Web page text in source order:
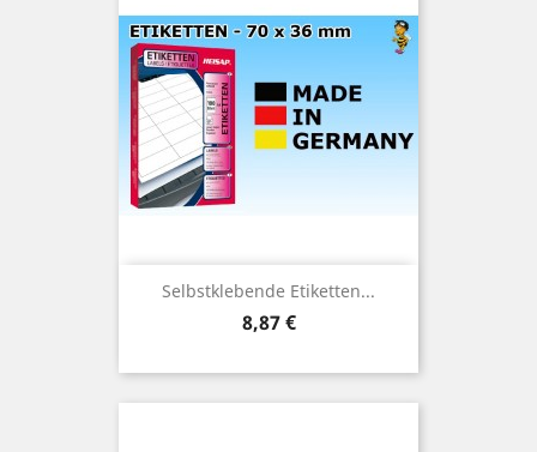
Selbstklebende Etiketten...
Preis
8,87 €